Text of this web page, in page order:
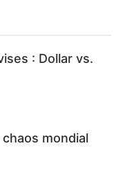
: Dollar vs.
mondial